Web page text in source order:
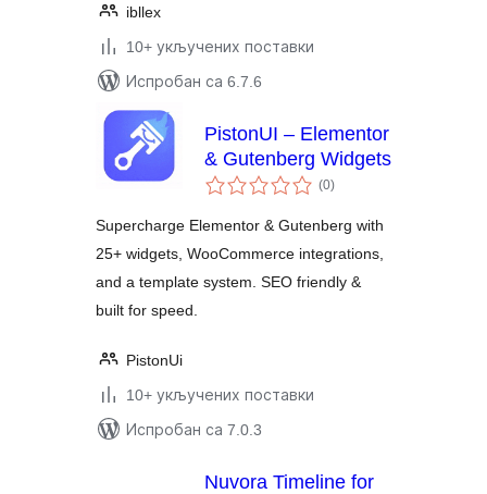
ibllex
10+ укључених поставки
Испробан са 6.7.6
PistonUI – Elementor
& Gutenberg Widgets
(0укупних
оцена
)
Supercharge Elementor & Gutenberg with
25+ widgets, WooCommerce integrations,
and a template system. SEO friendly &
built for speed.
PistonUi
10+ укључених поставки
Испробан са 7.0.3
Nuvora Timeline for